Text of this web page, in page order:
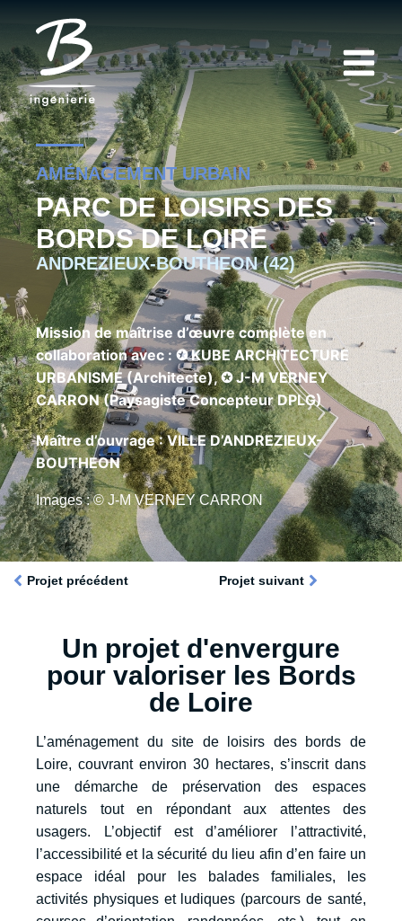
AMÉNAGEMENT URBAIN
PARC DE LOISIRS DES
BORDS DE LOIRE
ANDREZIEUX-BOUTHEON (42)
Mission de maîtrise d’œuvre complète en
collaboration avec : ✪ KUBE ARCHITECTURE
URBANISME (Architecte), ✪ J-M VERNEY
CARRON (Paysagiste Concepteur DPLG)
Maître d’ouvrage : VILLE D’ANDREZIEUX-
BOUTHEON
Images : © J-M VERNEY CARRON
Projet précédent Projet suivant
Un projet d'envergure
pour valoriser les Bords
de Loire
L’aménagement du site de loisirs des bords de
Loire, couvrant environ 30 hectares, s’inscrit dans
une démarche de préservation des espaces
naturels tout en répondant aux attentes des
usagers. L’objectif est d’améliorer l’attractivité,
l’accessibilité et la sécurité du lieu afin d’en faire un
espace idéal pour les balades familiales, les
activités physiques et ludiques (parcours de santé,